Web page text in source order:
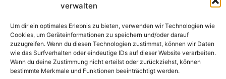
verwalten
Um dir ein optimales Erlebnis zu bieten, verwenden wir Technologien wie
Cookies, um Geräteinformationen zu speichern und/oder darauf
zuzugreifen. Wenn du diesen Technologien zustimmst, können wir Daten
wie das Surfverhalten oder eindeutige IDs auf dieser Website verarbeiten.
Wenn du deine Zustimmung nicht erteilst oder zurückziehst, können
bestimmte Merkmale und Funktionen beeinträchtigt werden.
Copyright © 2024 genPsoft GmbH